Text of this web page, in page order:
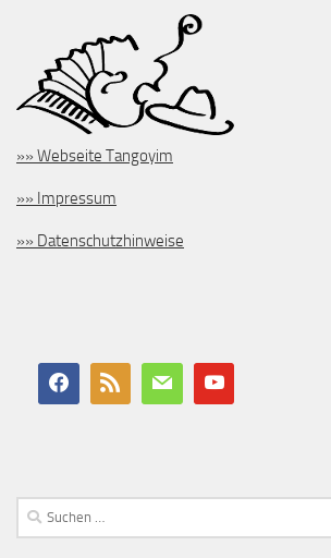
»» Webseite Tangoyim
»» Impressum
»» Datenschutzhinweise
Suchen
nach: